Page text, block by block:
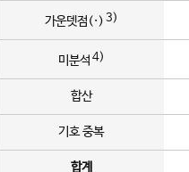
가운뎃점(·) 3)
미분석 4)
합산
기호 중복
합계